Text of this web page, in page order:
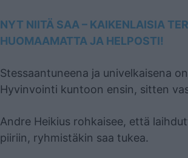
NYT NIITÄ SAA – KAIKENLAISIA
HUOMAAMATTA JA HELPOSTI!
Stessaantuneena ja univelkaisena
Hyvinvointi kuntoon ensin, sitten
Andre Heikius rohkaisee, että
piiriin, ryhmistäkin saa tukea.